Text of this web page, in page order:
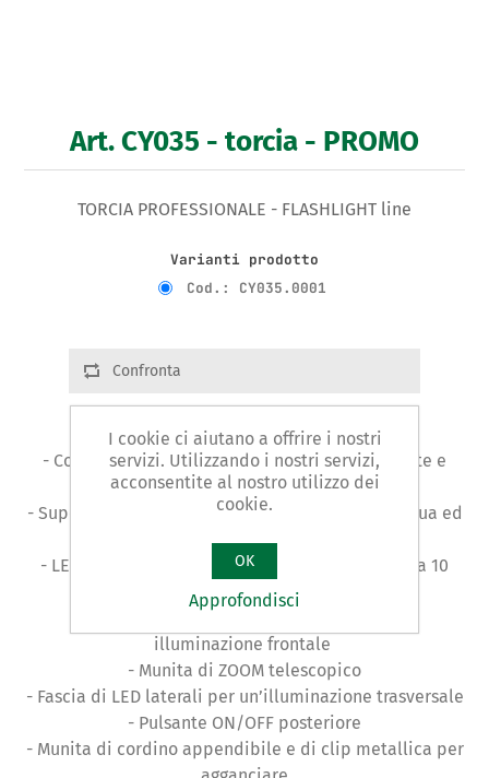
Art. CY035 - torcia - PROMO
TORCIA PROFESSIONALE - FLASHLIGHT line
Varianti prodotto
Cod.: CY035.0001
Confronta
- Corpo di lega di magnesio altamente resistente e
difficile da deformare
- Superficie esterna anodizzata resistente all’acqua ed
alla corrosione
- LED altamente resistenti con ciclo di vita fino a 10
milioni di ore di utilizzo
illuminazione frontale
- Munita di ZOOM telescopico
- Fascia di LED laterali per un’illuminazione trasversale
- Pulsante ON/OFF posteriore
- Munita di cordino appendibile e di clip metallica per
I cookie ci aiutano a offrire i nostri
servizi. Utilizzando i nostri servizi,
acconsentite al nostro utilizzo dei
cookie.
OK
Approfondisci